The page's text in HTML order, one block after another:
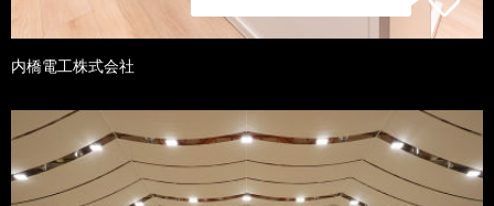
内橋電工株式会社